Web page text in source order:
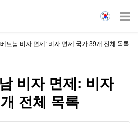
트남 비자 면제: 비자 면제 국가 39개 전체 목록
비자 면제: 비자
전체 목록